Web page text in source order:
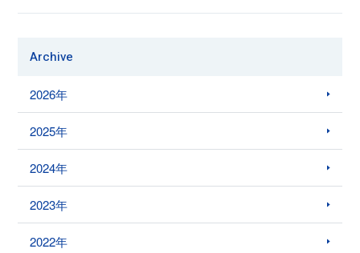
Archive
2026年
2025年
2024年
2023年
2022年